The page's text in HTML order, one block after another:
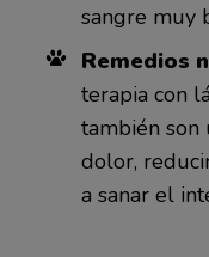
sangre muy
Remedios
terapia con
también son
dolor,
a sanar el